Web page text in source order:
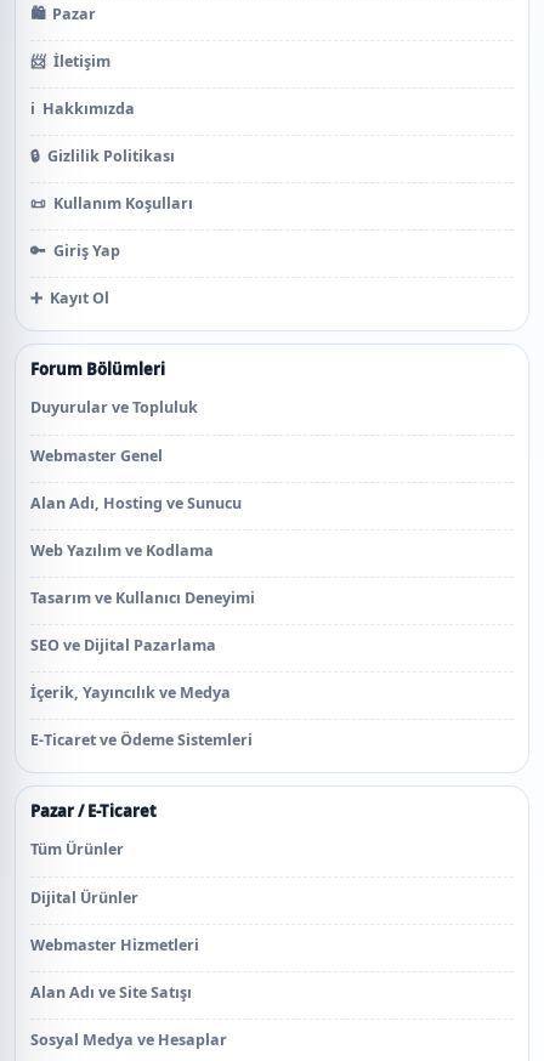
🛍️ Pazar
📨 İletişim
ℹ️ Hakkımızda
🔒 Gizlilik Politikası
📜 Kullanım Koşulları
🔑 Giriş Yap
➕ Kayıt Ol
Forum Bölümleri
Duyurular ve Topluluk
Webmaster Genel
Alan Adı, Hosting ve Sunucu
Web Yazılım ve Kodlama
Tasarım ve Kullanıcı Deneyimi
SEO ve Dijital Pazarlama
İçerik, Yayıncılık ve Medya
E-Ticaret ve Ödeme Sistemleri
Pazar / E-Ticaret
Tüm Ürünler
Dijital Ürünler
Webmaster Hizmetleri
Alan Adı ve Site Satışı
Sosyal Medya ve Hesaplar